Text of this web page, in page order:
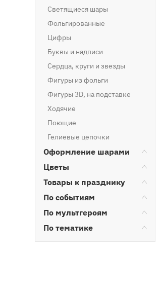
Светящиеся шары
Фольгированные
Цифры
Буквы и надписи
Сердца, круги и звезды
Фигуры из фольги
Фигуры 3D, на подставке
Ходячие
Поющие
Гелиевые цепочки
Оформление шарами
Цветы
Товары к празднику
По событиям
По мультгероям
По тематике